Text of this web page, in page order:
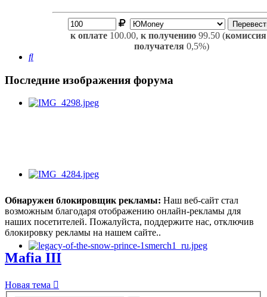
к оплате 100.00, к получению 99.50 (
получателя 0,5%)
Поиск
Последние изображения форума
Обнаружен блокировщик рекламы: Наш веб-сайт стал
возможным благодаря отображению онлайн-рекламы для
наших посетителей. Пожалуйста, поддержите нас, отключив
блокировку рекламы на нашем сайте..
Mafia III
Новая тема